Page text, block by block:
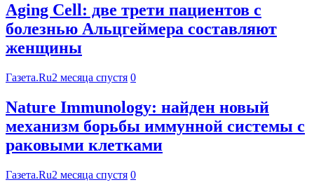
Aging Cell: две трети пациентов с
болезнью Альцгеймера составляют
женщины
Газета.Ru2 месяца спустя 0
Nature Immunology: найден новый
механизм борьбы иммунной системы с
раковыми клетками
Газета.Ru2 месяца спустя 0